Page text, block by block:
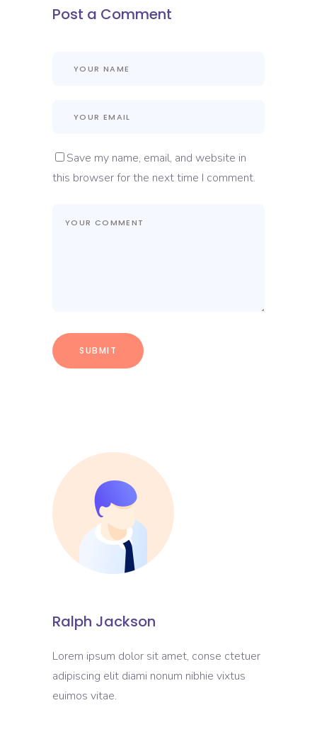
Post a Comment
Save my name, email, and website in
this browser for the next time I comment.
Ralph Jackson
Lorem ipsum dolor sit amet, conse ctetuer
adipiscing elit diami nonum nibhie vixtus
euimos vitae.